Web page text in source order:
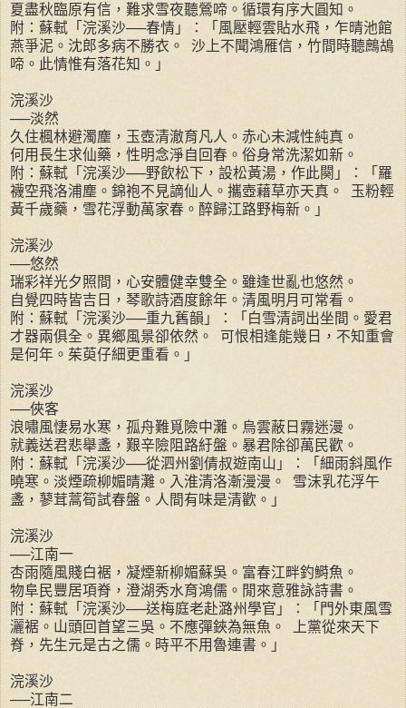
夏盡秋臨原有信，難求雪夜聽鶯啼。循環有序大圓知。
附：蘇軾「浣溪沙──春情」：「風壓輕雲貼水飛，乍晴池館
燕爭泥。沈郎多病不勝衣。 沙上不聞鴻雁信，竹間時聽鷓鴣
啼。此情惟有落花知。」
浣溪沙
──淡然
久住楓林避濁塵，玉壺清澈育凡人。赤心未減性純真。
何用長生求仙藥，性明念淨自回春。俗身常洗潔如新。
附：蘇軾「浣溪沙──野飲松下，設松黃湯，作此闋」：「羅
襪空飛洛浦塵。錦袍不見謫仙人。攜壺藉草亦天真。 玉粉輕
黃千歲藥，雪花浮動萬家春。醉歸江路野梅新。」
浣溪沙
──悠然
瑞彩祥光夕照間，心安體健幸雙全。雖逢世亂也悠然。
自覺四時皆吉日，琴歌詩酒度餘年。清風明月可常看。
附：蘇軾「浣溪沙──重九舊韻」：「白雪清詞出坐間。愛君
才器兩俱全。異鄉風景卻依然。 可恨相逢能幾日，不知重會
是何年。茱萸仔細更重看。」
浣溪沙
──俠客
浪嘯風悽易水寒，孤舟難覓險中灘。烏雲蔽日霧迷漫。
就義送君悲舉盞，艱辛險阻路紆盤。暴君除卻萬民歡。
附：蘇軾「浣溪沙──從泗州劉倩叔遊南山」：「細雨斜風作
曉寒。淡煙疏柳媚晴灘。入淮清洛漸漫漫。 雪沫乳花浮午
盞，蓼茸蒿筍試春盤。人間有味是清歡。」
浣溪沙
──江南一
杏雨隨風賤白裾，凝煙新柳媚蘇吳。富春江畔釣鰣魚。
物阜民豐居項脊，澄湖秀水育鴻儒。閒來意雅詠詩書。
附：蘇軾「浣溪沙──送梅庭老赴潞州學官」：「門外東風雪
灑裾。山頭回首望三吳。不應彈鋏為無魚。 上黨從來天下
脊，先生元是古之儒。時平不用魯連書。」
浣溪沙
──江南二